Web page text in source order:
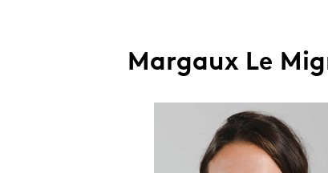
Margaux Le